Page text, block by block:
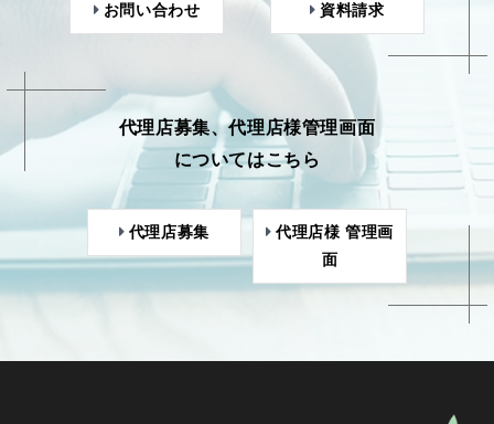
お問い合わせ 資料請求
代理店募集、代理店様管理画面
についてはこちら
代理店募集
代理店様 管理画
面